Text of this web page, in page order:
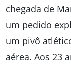
chegada de
um pedido
um pivô
aérea. Aos 23